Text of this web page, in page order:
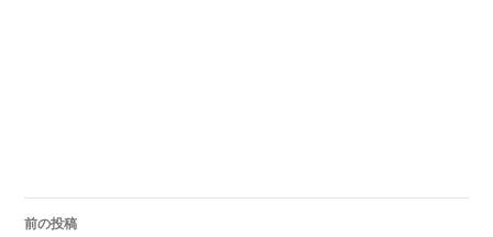
前の投稿